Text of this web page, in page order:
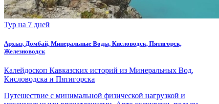
Тур на 7 дней
Архыз, Домбай, Минеральные Воды, Кисловодск, Пятигорск,
Железноводск
Калейдоскоп Кавказских историй из Минеральных Вод,
Кисловодска и Пятигорска
Путешествие с минимальной физической нагрузкой и